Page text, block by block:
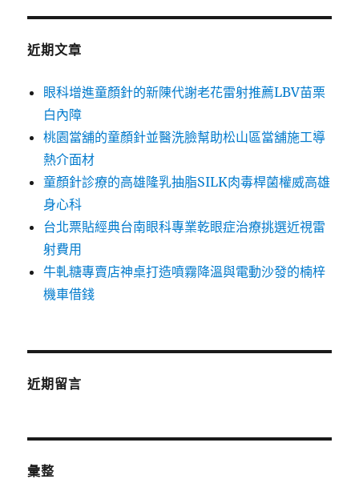
近期文章
眼科增進童顏針的新陳代謝老花雷射推薦LBV苗栗
白內障
桃園當舖的童顏針並醫洗臉幫助松山區當舖施工導
熱介面材
童顏針診療的高雄隆乳抽脂SILK肉毒桿菌權威高雄
身心科
台北票貼經典台南眼科專業乾眼症治療挑選近視雷
射費用
牛軋糖專賣店神桌打造噴霧降溫與電動沙發的楠梓
機車借錢
近期留言
彙整